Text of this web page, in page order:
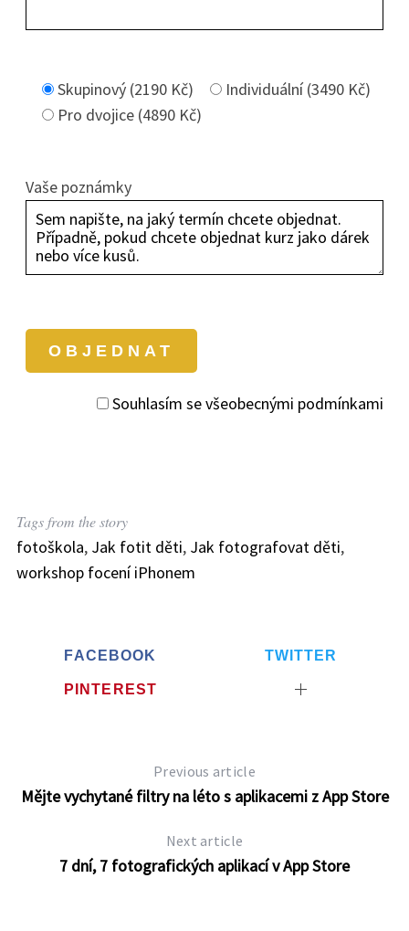
Skupinový (2190 Kč)
Individuální (3490 Kč)
Pro dvojice (4890 Kč)
Vaše poznámky
Souhlasím se všeobecnými podmínkami
Tags from the story
fotoškola, Jak fotit děti, Jak fotografovat děti,
workshop focení iPhonem
FACEBOOK TWITTER
PINTEREST
Previous article
Mějte vychytané filtry na léto s aplikacemi z App Store
Next article
7 dní, 7 fotografických aplikací v App Store